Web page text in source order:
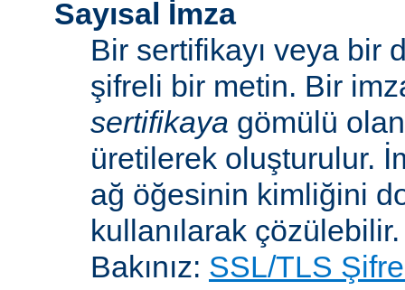
Sayısal İmza
Bir sertifikayı veya bir
şifreli bir metin. Bir
sertifikaya gömülü
üretilerek oluşturulur.
ağ öğesinin kimliğini
kullanılarak çözülebilir.
Bakınız: SSL/TLS